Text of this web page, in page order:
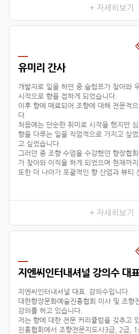
소통을 하며, 디테일한 조향 스킬을 코칭
삶의 향기를 마음으로 맡을 수 있는 그날
+ 자세히보기
유미리 간사
개발자로 일을 하던 중 슬럼프가 찾아와
시작으로 향을 접하게 되었습니다.
이후 향에 매료되어 조향에 대해 전문적
다.
처음에는 단순한 취미로 시작을 했지만
향을 다루는 일을 직업적으로 가지고 싶
고 싶었습니다.
그러던 중 조향 수업을 수강했던 향장협
가 찾아와 이직을 하게 되었으며 현재까
또한 더 나아가 포괄적인 향 산업과 뷰티
시작한다며 우려했지만
+ 자세히보기
지엔씨인터내셔널 강의수 대
지엔씨인터내셔널 대표. 강의수입니다.
대한향장문화예술진흥협회 이사 및 조향
강의를 하고 있습니다.
저는 향에 대한 전문 커리큘럼을 갖추고
진흥협회에서 조향전문지도사3급, 2급,